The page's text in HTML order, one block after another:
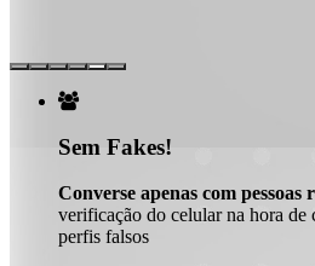

Sem Fakes!
Converse apenas com pessoas
verificação do celular na hora de
perfis falsos